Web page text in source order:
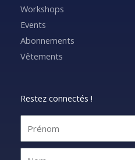
Workshops
Events
Abonnements
Vêtements
Restez connectés !